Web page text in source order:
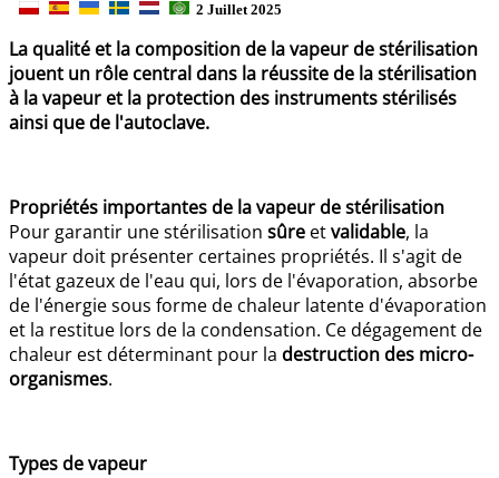
2 Juillet 2025
La qualité et la composition de la vapeur de stérilisation
jouent un rôle central dans la réussite de la stérilisation
à la vapeur et la protection des instruments stérilisés
ainsi que de l'autoclave.
Propriétés importantes de la vapeur de stérilisation
Pour garantir une stérilisation sûre etvalidable, la
vapeur doit présenter certaines propriétés. Il s'agit de
l'état gazeux de l'eau qui, lors de l'évaporation, absorbe
de l'énergie sous forme de chaleur latente d'évaporation
et la restitue lors de la condensation. Ce dégagement de
chaleur est déterminant pour la destruction des micro-
organismes.
Types de vapeur